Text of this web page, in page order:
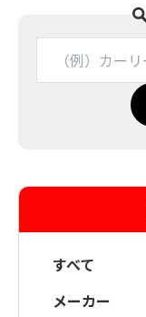
すべて
メーカー